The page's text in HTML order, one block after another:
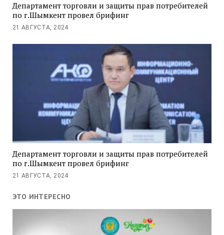
Департамент торговли и защиты прав потребителей
по г.Шымкент провел брифинг
21 АВГУСТА, 2024
Департамент торговли и защиты прав потребителей
по г.Шымкент провел брифинг
21 АВГУСТА, 2024
ЭТО ИНТЕРЕСНО